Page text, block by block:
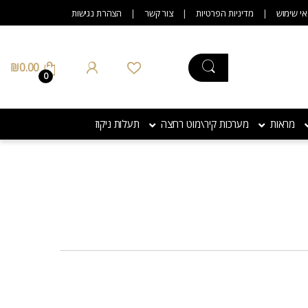
שימוש מדיניות הפרטיות צור קשר הצהרת נגישות
0
₪0.00
מראות מערכות קיר\מוט רחצה תעלות ניקוז